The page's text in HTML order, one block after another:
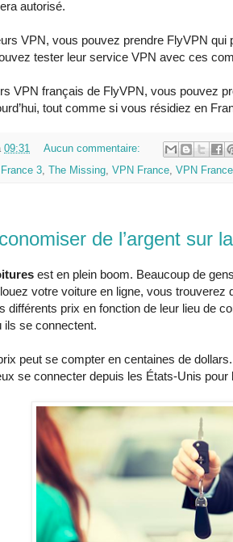
autorisé.
VPN, vous pouvez prendre FlyVPN qui
tester leur service VPN avec ces
VPN français de FlyVPN, vous pouvez
tout comme si vous résidiez en
09:31
Aucun commentaire:
3, The Missing, VPN France, VPN
de l’argent sur
est en plein boom. Beaucoup de
votre voiture en ligne, vous trouverez
différents prix en fonction de leur lieu de
ils se connectent.
peut se compter en centaines de
se connecter depuis les États-Unis pour